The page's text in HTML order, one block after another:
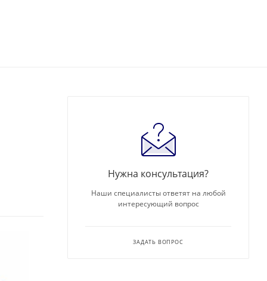
Нужна консультация?
Наши специалисты ответят на любой
интересующий вопрос
ЗАДАТЬ ВОПРОС